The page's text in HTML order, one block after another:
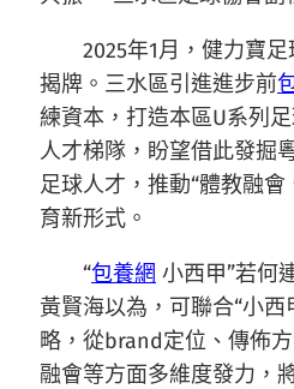
2025年1月，健力寶
揭牌。三水區引進進步前
練資本，打造本區U系列
人才梯隊，盼望借此發掘
足球人才，推動“體教融
育新形式。
“包養網 小西甲”若何
黃賢海以為，可聯合“小
略，從brand定位、傳佈
融會等方面多維度發力，